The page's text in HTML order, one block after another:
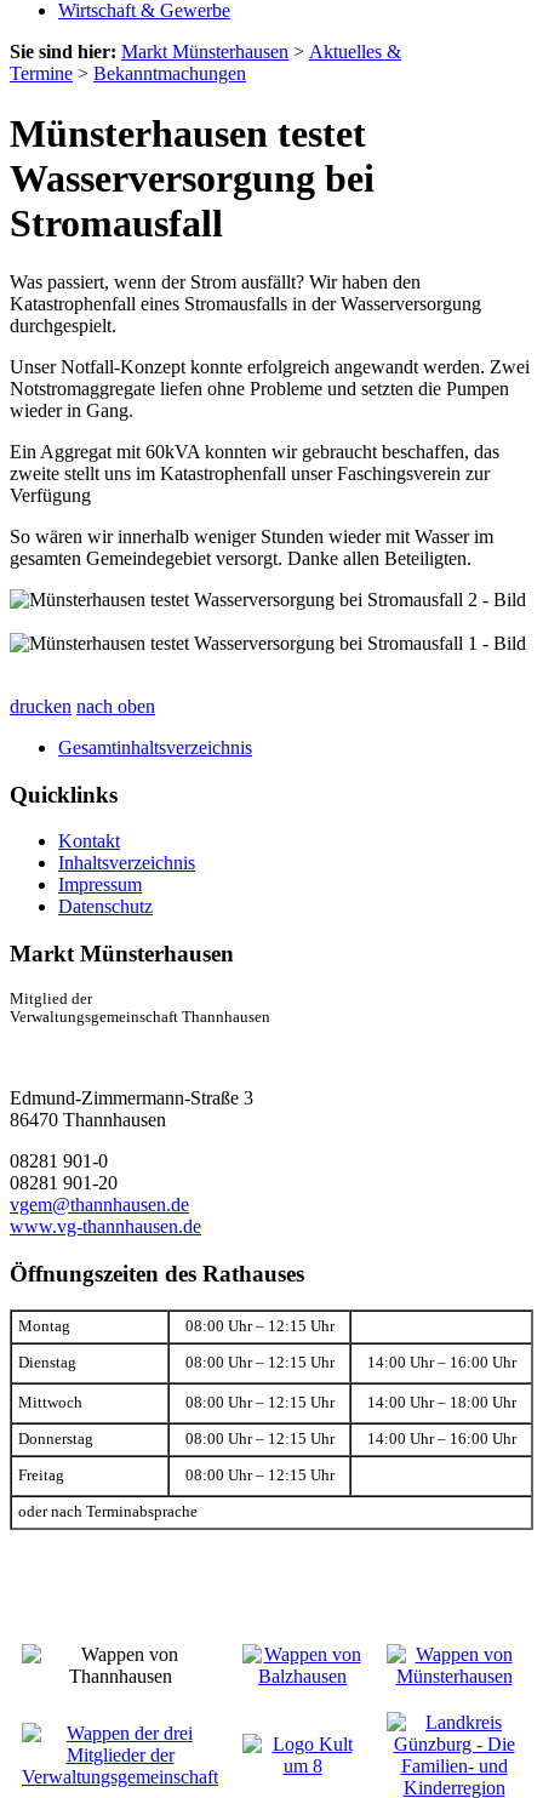
Wirtschaft & Gewerbe
Sie sind hier: Markt Münsterhausen > Aktuelles &
Termine > Bekanntmachungen
Münsterhausen testet
Wasserversorgung bei
Stromausfall
Was passiert, wenn der Strom ausfällt? Wir haben den
Katastrophenfall eines Stromausfalls in der Wasserversorgung
durchgespielt.
Unser Notfall-Konzept konnte erfolgreich angewandt werden. Zwei
Notstromaggregate liefen ohne Probleme und setzten die Pumpen
wieder in Gang.
Ein Aggregat mit 60kVA konnten wir gebraucht beschaffen, das
zweite stellt uns im Katastrophenfall unser Faschingsverein zur
Verfügung
So wären wir innerhalb weniger Stunden wieder mit Wasser im
gesamten Gemeindegebiet versorgt. Danke allen Beteiligten.
drucken nach oben
Gesamtinhaltsverzeichnis
Quicklinks
Kontakt
Inhaltsverzeichnis
Impressum
Datenschutz
Markt Münsterhausen
Mitglied der
Verwaltungsgemeinschaft Thannhausen
Edmund-Zimmermann-Straße 3
86470 Thannhausen
08281 901-0
08281 901-20
vgem@thannhausen.de
www.vg-thannhausen.de
Öffnungszeiten des Rathauses
Montag 08:00 Uhr – 12:15 Uhr
Dienstag 08:00 Uhr – 12:15 Uhr 14:00 Uhr – 16:00 Uhr
Mittwoch 08:00 Uhr – 12:15 Uhr 14:00 Uhr – 18:00 Uhr
Donnerstag 08:00 Uhr – 12:15 Uhr 14:00 Uhr – 16:00 Uhr
Freitag 08:00 Uhr – 12:15 Uhr
oder nach Terminabsprache